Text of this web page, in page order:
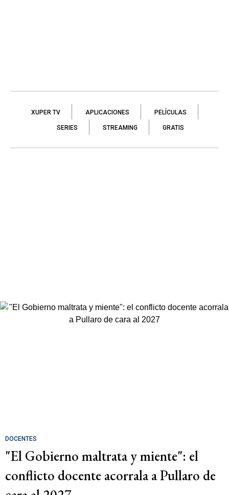
XUPER TV APLICACIONES PELÍCULAS
SERIES STREAMING GRATIS
DOCENTES
"El Gobierno maltrata y miente": el
conflicto docente acorrala a Pullaro de